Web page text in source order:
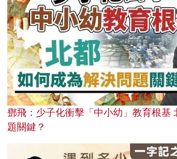
鄧飛：少子化衝擊「中小幼」教育根基
題關鍵？